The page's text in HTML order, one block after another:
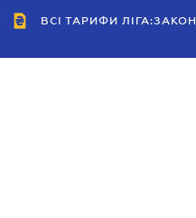
ВСІ ТАРИФИ ЛІГА:ЗАКОН